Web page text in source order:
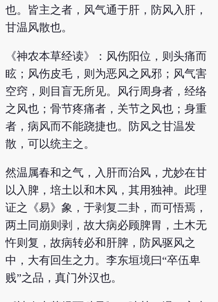
也。皆主之者，风气通于肝，防风入肝，
甘温风散也。
《神农本草经读》：风伤阳位，则头痛而
眩；风伤皮毛，则为恶风之风邪；风气害
空窍，则目盲无所见。风行周身者，经络
之风也；骨节疼痛者，关节之风也；身重
者，病风而不能跷捷也。防风之甘温发
散，可以统主之。
然温属春和之气，入肝而治风，尤妙在甘
以入脾，培土以和木风，其用独神。此理
证之《易》象，于剥复二卦，而可悟焉，
两土同崩则剥，故大病必顾脾胃，土木无
忤则复，故病转必和肝脾，防风驱风之
中，大有回生之力。李东垣境曰“卒伍卑
贱”之品，真门外汉也。